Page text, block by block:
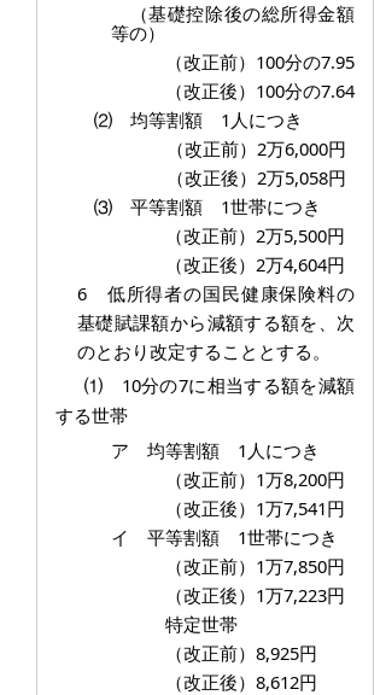
（基礎控除後の総所得金額
等の）
（改正前）100分の7.95
（改正後）100分の7.64
⑵ 均等割額 1人につき
（改正前） 2万6,000円
（改正後）2万5,058円
⑶ 平等割額 1世帯につき
（改正前）2万5,500円
（改正後）2万4,604円
6 低所得者の国民健康保険料の
基礎賦課額から減額する額を、次
のとおり改定することとする。
⑴ 10分の7に相当する額を減額
する世帯
ア 均等割額 1人につき
（改正前）1万8,200円
（改正後）1万7,541円
イ 平等割額 1世帯につき
（改正前）1万7,850円
（改正後）1万7,223円
特定世帯
（改正前）8,925円
（改正後）8,612円